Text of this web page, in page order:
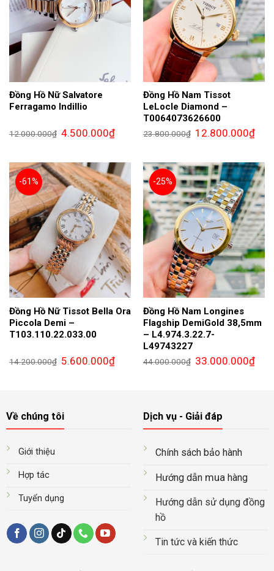
Đồng Hồ Nữ Salvatore
Ferragamo Indillio
12.000.000₫ Giá
gốc
4.500.000₫Giá
hiện
4.500.000₫.
Đồng Hồ Nam Tissot
LeLocle Diamond –
T0064073626600
23.800.000₫ Giá
gốc
12.800.000₫Giá
hiện
-61%
Đồng Hồ Nữ Tissot Bella Ora
Piccola Demi –
T103.110.22.033.00
14.200.000₫ Giá
gốc
5.600.000₫Giá
hiện
-25%
Đồng Hồ Nam Longines
Flagship DemiGold 38,5mm
– L4.974.3.22.7-
L49743227
44.000.000₫ Giá
gốc
33.000.000₫Giá
hiện
Về chúng tôi
Giới thiệu
Hợp tác
Tuyển dụng
Dịch vụ - Giải đáp
Chính sách bảo hành
Hướng dẫn muahàng
Hướng dẫn sử dụng đồng
hồ
Tin tức và kiến thức